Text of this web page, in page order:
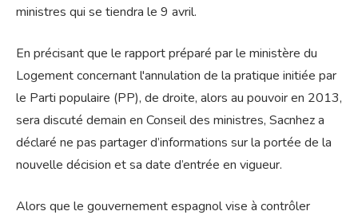
ministres qui se tiendra le 9 avril.
En précisant que le rapport préparé par le ministère du
Logement concernant l'annulation de la pratique initiée par
le Parti populaire (PP), de droite, alors au pouvoir en 2013,
sera discuté demain en Conseil des ministres, Sacnhez a
déclaré ne pas partager d’informations sur la portée de la
nouvelle décision et sa date d’entrée en vigueur.
Alors que le gouvernement espagnol vise à contrôler